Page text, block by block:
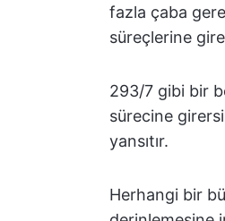
fazla çaba
süreçlerine
293/7 gibi bir
sürecine
yansıtır.
Herhangi bir